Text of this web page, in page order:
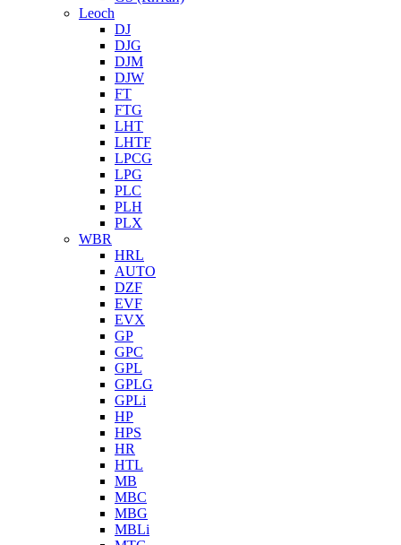
Leoch
DJ
DJG
DJM
DJW
FT
FTG
LHT
LHTF
LPCG
LPG
PLC
PLH
PLX
WBR
HRL
AUTO
DZF
EVF
EVX
GP
GPC
GPL
GPLG
GPLi
HP
HPS
HR
HTL
MB
MBC
MBG
MBLi